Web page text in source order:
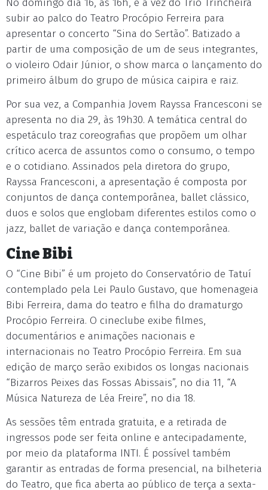
No domingo dia 16, às 16h, é a vez do Trio Trincheira
subir ao palco do Teatro Procópio Ferreira para
apresentar o concerto “Sina do Sertão”. Batizado a
partir de uma composição de um de seus integrantes,
o violeiro Odair Júnior, o show marca o lançamento do
primeiro álbum do grupo de música caipira e raiz.
Por sua vez, a Companhia Jovem Rayssa Francesconi se
apresenta no dia 29, às 19h30. A temática central do
espetáculo traz coreografias que propõem um olhar
crítico acerca de assuntos como o consumo, o tempo
e o cotidiano. Assinados pela diretora do grupo,
Rayssa Francesconi, a apresentação é composta por
conjuntos de dança contemporânea, ballet clássico,
duos e solos que englobam diferentes estilos como o
jazz, ballet de variação e dança contemporânea.
Cine Bibi
O “Cine Bibi” é um projeto do Conservatório de Tatuí
contemplado pela Lei Paulo Gustavo, que homenageia
Bibi Ferreira, dama do teatro e filha do dramaturgo
Procópio Ferreira. O cineclube exibe filmes,
documentários e animações nacionais e
internacionais no Teatro Procópio Ferreira. Em sua
edição de março serão exibidos os longas nacionais
“Bizarros Peixes das Fossas Abissais”, no dia 11, “A
Música Natureza de Léa Freire”, no dia 18.
As sessões têm entrada gratuita, e a retirada de
ingressos pode ser feita online e antecipadamente,
por meio da plataforma INTI. É possível também
garantir as entradas de forma presencial, na bilheteria
do Teatro, que fica aberta ao público de terça a sexta-